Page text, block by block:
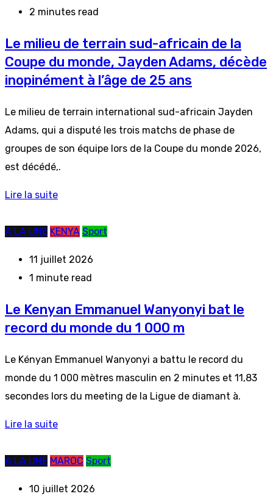
2 minutes read
Le milieu de terrain sud-africain de la
Coupe du monde, Jayden Adams, décède
inopinément à l’âge de 25 ans
Le milieu de terrain international sud-africain Jayden
Adams, qui a disputé les trois matchs de phase de
groupes de son équipe lors de la Coupe du monde 2026,
est décédé,.
Lire la suite
A LA UNE KENYA Sport
11 juillet 2026
1 minute read
Le Kenyan Emmanuel Wanyonyi bat le
record du monde du 1 000 m
Le Kényan Emmanuel Wanyonyi a battu le record du
monde du 1 000 mètres masculin en 2 minutes et 11,83
secondes lors du meeting de la Ligue de diamant à.
Lire la suite
A LA UNE MAROC Sport
10 juillet 2026